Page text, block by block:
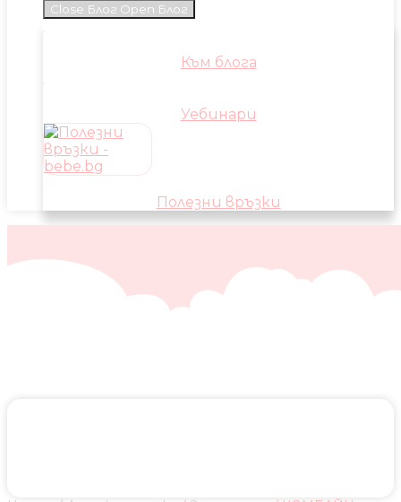
Close Блог Open Блог
Към блога
Уебинари
Полезни връзки